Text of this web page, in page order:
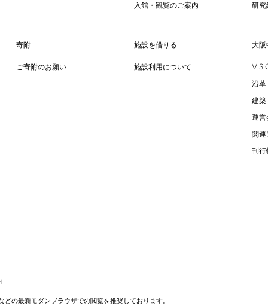
入館・観覧のご案内
研究
寄附
ご寄附のお願い
施設を借りる
施設利用について
大阪
沿革
建築
運営
関
刊行
どの最新モダンブラウザでの閲覧を推奨しております。